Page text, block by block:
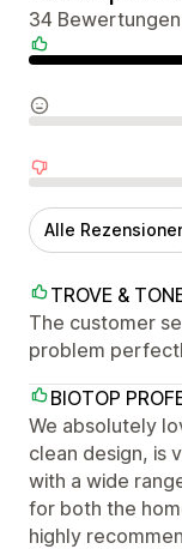
34
Positive
Neutrale
Negative
Alle
TROVE &
The customer
problem
BIOTOP
We absolutely
clean design, is
with a wide
for both the
highly